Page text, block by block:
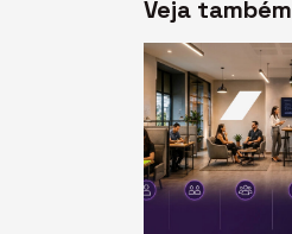
Veja também